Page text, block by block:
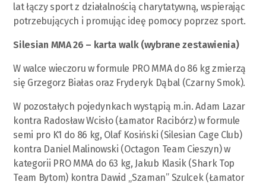
lat łączy sport z działalnością charytatywną, wspierając
potrzebujących i promując ideę pomocy poprzez sport.
Silesian MMA 26 – karta walk (wybrane zestawienia)
W walce wieczoru w formule PRO MMA do 86 kg zmierzą
się Grzegorz Białas oraz Fryderyk Dąbal (Czarny Smok).
W pozostałych pojedynkach wystąpią m.in. Adam Lazar
kontra Radosław Wcisło (Łamator Racibórz) w formule
semi pro K1 do 86 kg, Olaf Kosiński (Silesian Cage Club)
kontra Daniel Malinowski (Octagon Team Cieszyn) w
kategorii PRO MMA do 63 kg, Jakub Klasik (Shark Top
Team Bytom) kontra Dawid „Szaman” Szulcek (Łamator